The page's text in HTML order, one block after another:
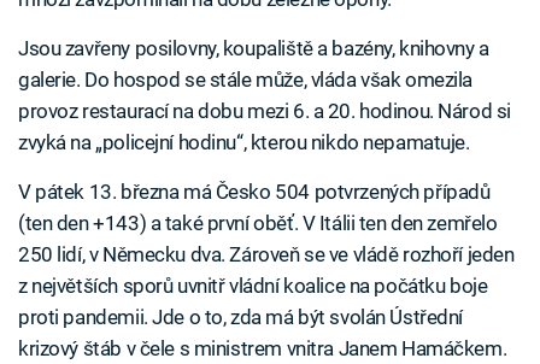
Jsou zavřeny posilovny, koupaliště a bazény, knihovny a
galerie. Do hospod se stále může, vláda však omezila
provoz restaurací na dobu mezi 6. a 20. hodinou. Národ si
zvyká na „policejní hodinu“, kterou nikdo nepamatuje.
V pátek 13. března má Česko 504 potvrzených případů
(ten den +143) a také první oběť. V Itálii ten den zemřelo
250 lidí, v Německu dva. Zároveň se ve vládě rozhoří jeden
z největších sporů uvnitř vládní koalice na počátku boje
proti pandemii. Jde o to, zda má být svolán Ústřední
krizový štáb v čele s ministrem vnitra Janem Hamáčkem.